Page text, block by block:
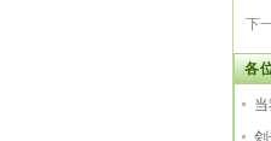
下
各
刽